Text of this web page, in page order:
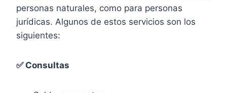
personas naturales, como para personas
jurídicas. Algunos de estos servicios son los
siguientes:
✅ Consultas